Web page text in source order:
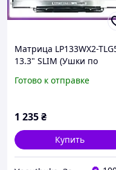
Матрица LP133WX2-
13.3" SLIM (Ушки по
30Pin спереди). Apple
Готово к отправке
1 235₴
Купить